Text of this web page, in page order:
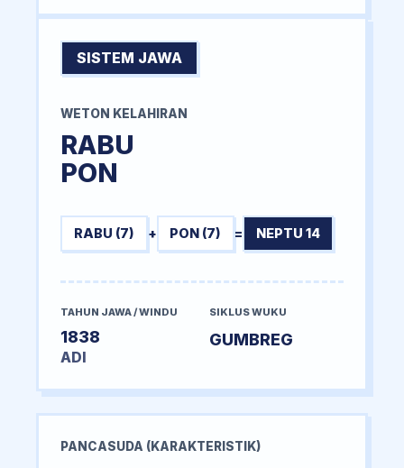
SISTEM JAWA
WETON KELAHIRAN
RABU
PON
RABU (7) + PON (7) = NEPTU 14
TAHUN JAWA / WINDU
1838
ADI
SIKLUS WUKU
GUMBREG
PANCASUDA (KARAKTERISTIK)